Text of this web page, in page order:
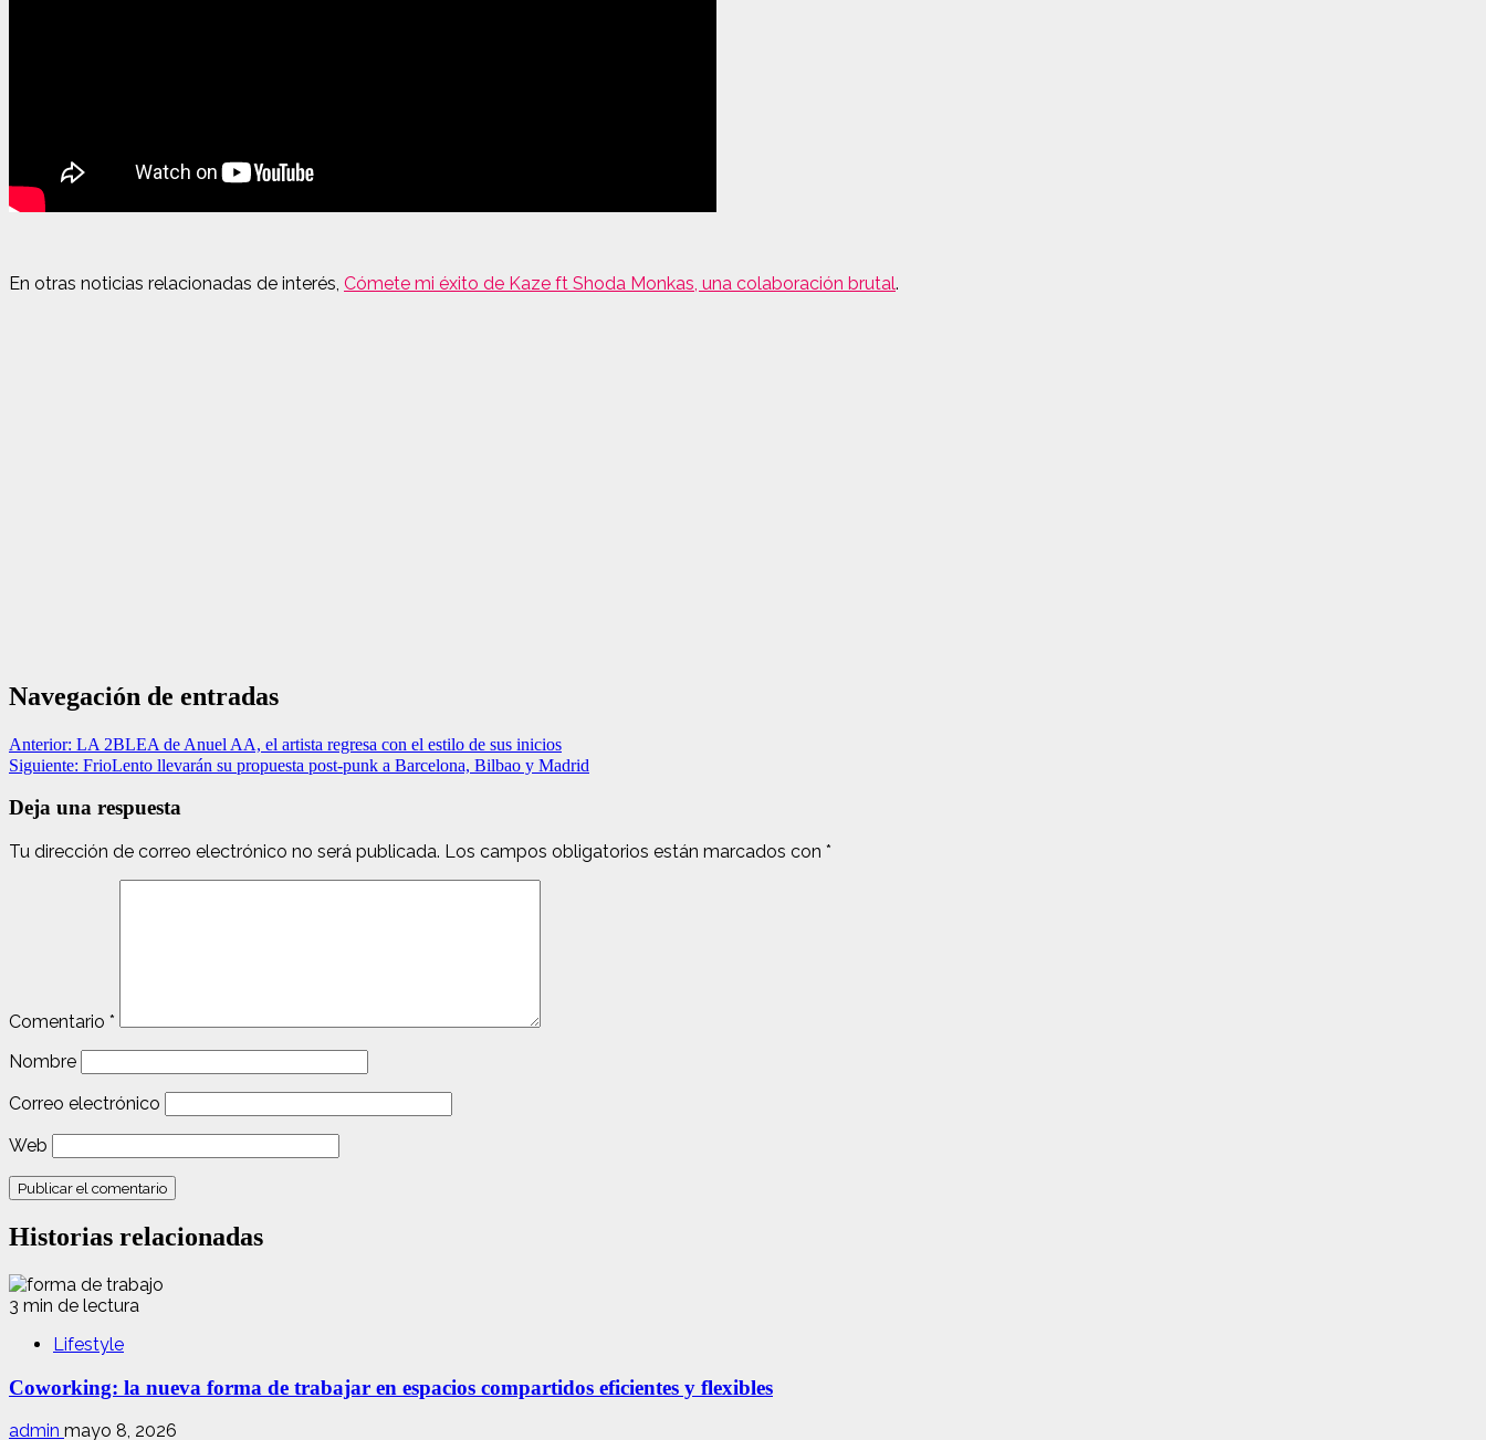
En otras noticias relacionadas de interés, Cómete mi éxito de Kaze ft Shoda Monkas, una colaboración brutal.
Navegación de entradas
Anterior: LA 2BLEA de Anuel AA, el artista regresa con el estilo de sus inicios
Siguiente: FrioLento llevarán su propuesta post-punk a Barcelona, Bilbao y Madrid
Deja una respuesta
Tu dirección de correo electrónico no será publicada. Los campos obligatorios están marcados con *
Comentario *
Nombre
Correo electrónico
Web
Historias relacionadas
3 min de lectura
Lifestyle
Coworking: la nueva forma de trabajar en espacios compartidos eficientes y flexibles
admin mayo 8, 2026